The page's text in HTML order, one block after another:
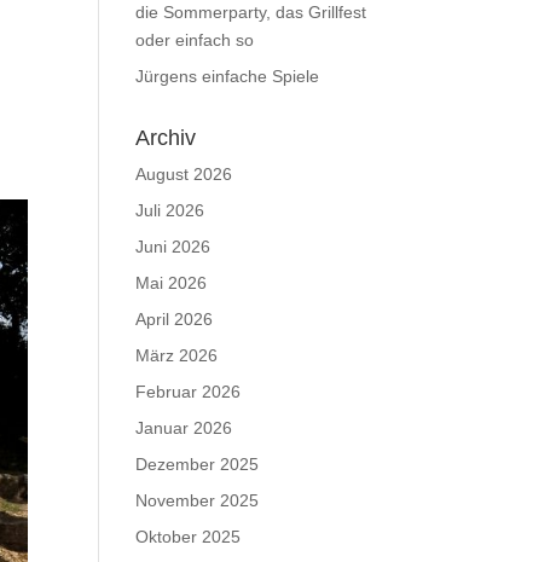
die Sommerparty, das Grillfest
oder einfach so
Jürgens einfache Spiele
Archiv
August 2026
Juli 2026
Juni 2026
Mai 2026
April 2026
März 2026
Februar 2026
Januar 2026
Dezember 2025
November 2025
Oktober 2025